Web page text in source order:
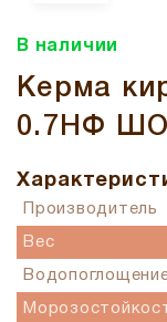
В наличии
Керма
0.7НФ
Производитель
Вес